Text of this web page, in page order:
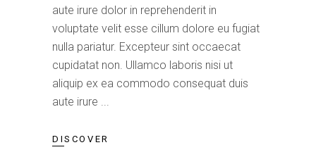
aute irure dolor in reprehenderit in
voluptate velit esse cillum dolore eu fugiat
nulla pariatur. Excepteur sint occaecat
cupidatat non. Ullamco laboris nisi ut
aliquip ex ea commodo consequat duis
aute irure
DISCOVER